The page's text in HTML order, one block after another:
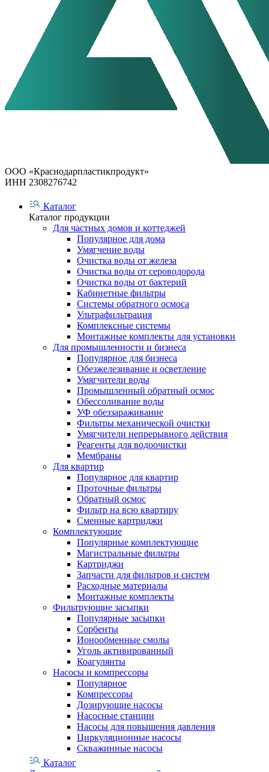
ООО «Краснодарпластикпродукт»
ИНН 2308276742
Каталог
Каталог продукции
Для частных домов и коттеджей
Популярное для дома
Умягчение воды
Очистка воды от железа
Очистка воды от сероводорода
Очистка воды от бактерий
Кабинетные фильтры
Системы обратного осмоса
Ультрафильтрация
Комплексные системы
Монтажные комплекты для установки
Для промышленности и бизнеса
Популярное для бизнеса
Обезжелезивание и осветление
Умягчители воды
Промышленный обратный осмос
Обессоливание воды
УФ обеззараживание
Фильтры механической очистки
Умягчители непрерывного действия
Реагенты для водоочистки
Мембраны
Для квартир
Популярное для квартир
Проточные фильтры
Обратный осмос
Фильтр на всю квартиру
Сменные картриджи
Комплектующие
Популярные комплектующие
Магистральные фильтры
Картриджи
Запчасти для фильтров и систем
Расходные материалы
Монтажные комплекты
Фильтрующие засыпки
Популярные засыпки
Сорбенты
Ионообменные смолы
Уголь активированный
Коагулянты
Насосы и компрессоры
Популярное
Компрессоры
Дозирующие насосы
Насосные станции
Насосы для повышения давления
Циркуляционные насосы
Скважинные насосы
Каталог